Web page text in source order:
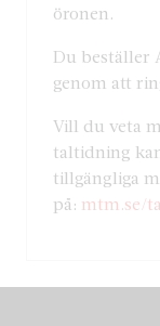
öronen.
Du beställer
genom att
Vill du veta
taltidning
tillgängliga
på: mtm.se/